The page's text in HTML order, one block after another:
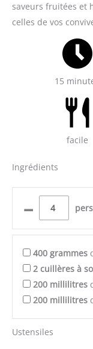
saveurs fruitées et
celles de vos
15
facile
Ingrédients
–
400 grammes
2 cuillères à
200 millilitres
200 millilitres
Ustensiles